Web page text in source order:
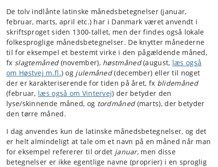
De tolv indlånte latinske månedsbetegnelser (januar,
februar, marts, april etc.) har i Danmark været anvendt i
skriftsproget siden 1300-tallet, men der findes også lokale
folkesproglige månedsbetegnelser. De knytter månederne
til for eksempel et bestemt virke i den pågældende måned,
fx slagtemåned(november), høstmåned(august, læs også
om Høstvej m.fl.) og julemåned(december) eller til noget
der er karakteriserende for tiden på året, fx blidemåned
(februar, læs også om Vintervej) der betyder den
lyse/skinnende måned, og tordmåned(marts), der betyder
den tørre måned.
I dag anvendes kun de latinske månedsbetegnelser, og det
er helt almindeligt at tale om et navn på en måned når man
for eksempel refererer til ordet januar, men disse
betegnelser er ikke egentlige navne (proprier) i en sproglig